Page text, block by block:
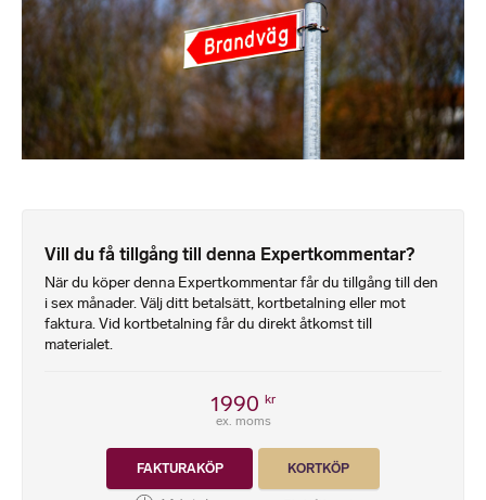
Vill du få tillgång till denna Expertkommentar?
När du köper denna Expertkommentar får du tillgång till den
i sex månader. Välj ditt betalsätt, kortbetalning eller mot
faktura. Vid kortbetalning får du direkt åtkomst till
materialet.
1990 kr
ex. moms
FAKTURAKÖP KORTKÖP